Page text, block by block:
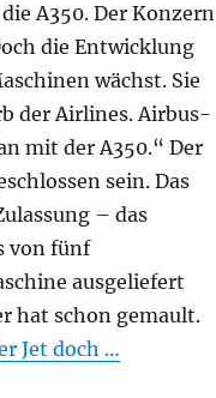
A350. Der Konzern
die Entwicklung
wächst. Sie
der Airlines. Airbus-
mit der A350.“ Der
sein. Das
– das
von fünf
ausgeliefert
hat schon gemault.
Jet doch …